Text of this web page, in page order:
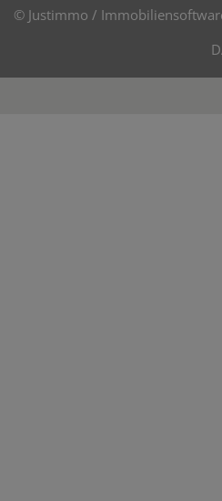
© Justimmo /